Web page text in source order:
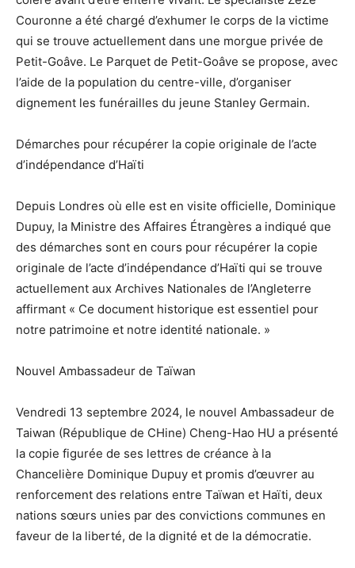
Couronne a été chargé d’exhumer le corps de la victime
qui se trouve actuellement dans une morgue privée de
Petit-Goâve. Le Parquet de Petit-Goâve se propose, avec
l’aide de la population du centre-ville, d’organiser
dignement les funérailles du jeune Stanley Germain.
Démarches pour récupérer la copie originale de l’acte
d’indépendance d’Haïti
Depuis Londres où elle est en visite officielle, Dominique
Dupuy, la Ministre des Affaires Étrangères a indiqué que
des démarches sont en cours pour récupérer la copie
originale de l’acte d’indépendance d’Haïti qui se trouve
actuellement aux Archives Nationales de l’Angleterre
affirmant « Ce document historique est essentiel pour
notre patrimoine et notre identité nationale. »
Nouvel Ambassadeur de Taïwan
Vendredi 13 septembre 2024, le nouvel Ambassadeur de
Taiwan (République de CHine) Cheng-Hao HU a présenté
la copie figurée de ses lettres de créance à la
Chancelière Dominique Dupuy et promis d’œuvrer au
renforcement des relations entre Taïwan et Haïti, deux
nations sœurs unies par des convictions communes en
faveur de la liberté, de la dignité et de la démocratie.